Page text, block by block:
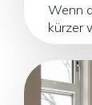
Wenn
kürzer